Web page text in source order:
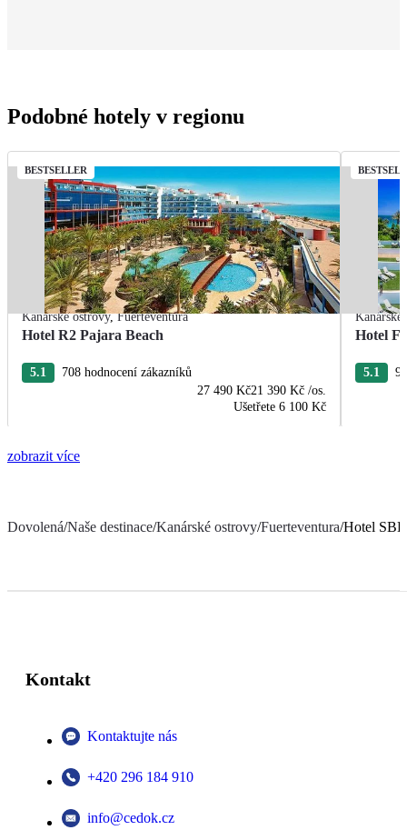
Podobné hotely v regionu
BESTSELLER
Kanárské ostrovy,Fuerteventura
Hotel R2 Pajara Beach
5.1
708 hodnocení zákazníků
27 490 Kč21 390 Kč /os.
Ušetřete 6 100 Kč
Kanárské
Hotel
5.1
zobrazit více
Dovolená/Naše destinace/Kanárské ostrovy/Fuerteventura/Hotel
Kontakt
Kontaktujte nás
+420 296 184 910
info@cedok.cz